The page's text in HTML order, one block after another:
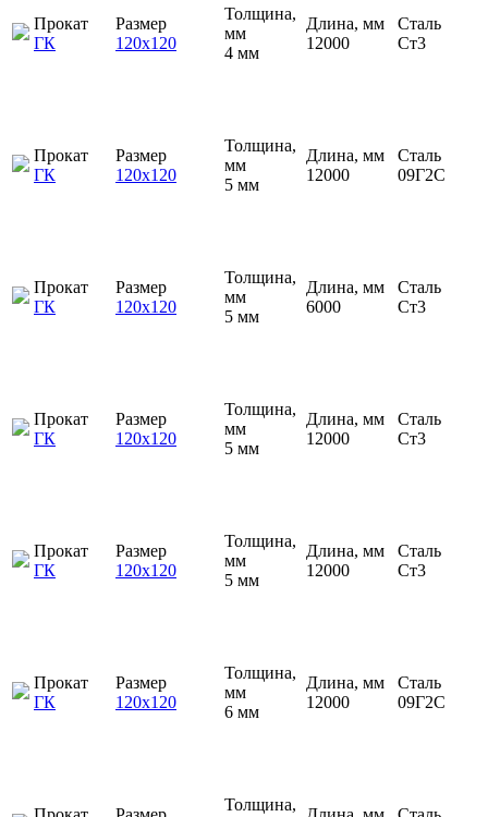
Прокат
ГК
Размер
120х120
Толщина,
мм
4 мм
Длина, мм
12000
Сталь
Ст3
Прокат
ГК
Размер
120х120
Толщина,
мм
5 мм
Длина, мм
12000
Сталь
09Г2С
Прокат
ГК
Размер
120х120
Толщина,
мм
5 мм
Длина, мм
6000
Сталь
Ст3
Прокат
ГК
Размер
120х120
Толщина,
мм
5 мм
Длина, мм
12000
Сталь
Ст3
Прокат
ГК
Размер
120х120
Толщина,
мм
5 мм
Длина, мм
12000
Сталь
Ст3
Прокат
ГК
Размер
120х120
Толщина,
мм
6 мм
Длина, мм
12000
Сталь
09Г2С
Толщина,